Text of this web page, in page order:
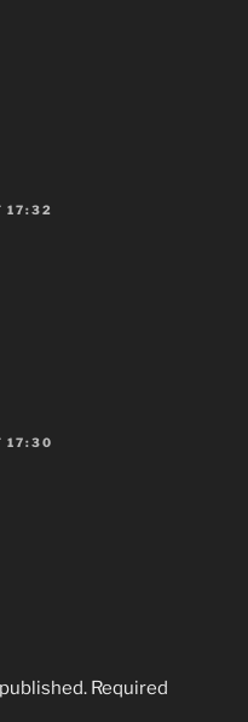
17:32
17:30
Required